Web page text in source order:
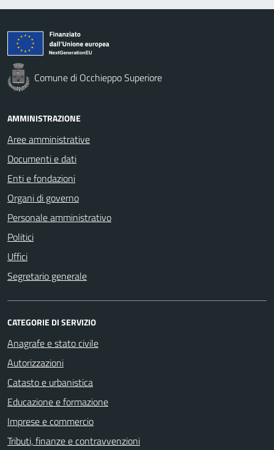
Comune di Occhieppo Superiore
AMMINISTRAZIONE
Aree amministrative
Documenti e dati
Enti e fondazioni
Organi di governo
Personale amministrativo
Politici
Uffici
Segretario generale
CATEGORIE DI SERVIZIO
Anagrafe e stato civile
Autorizzazioni
Catasto e urbanistica
Educazione e formazione
Imprese e commercio
Tributi, finanze e contravvenzioni